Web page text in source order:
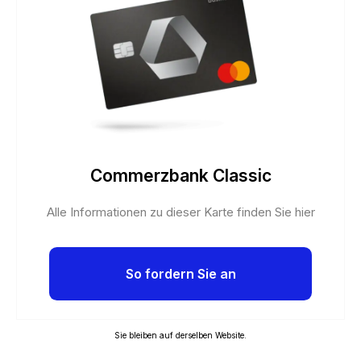
Commerzbank Classic
Alle Informationen zu dieser Karte finden Sie hier
So fordern Sie an
Sie bleiben auf derselben Website.